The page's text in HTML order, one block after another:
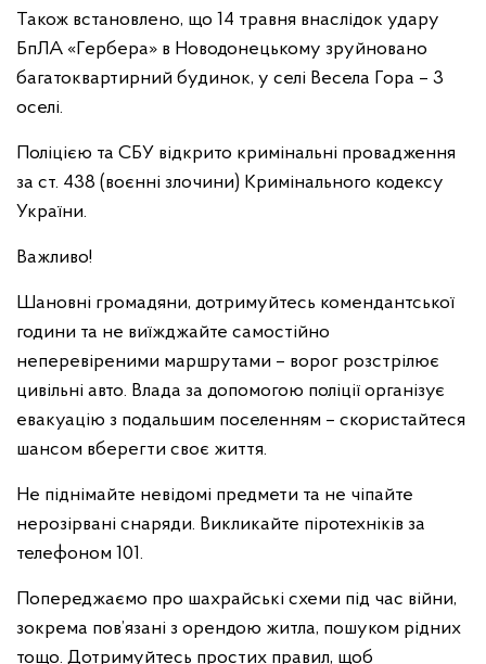
Також встановлено, що 14 травня внаслідок удару
БпЛА «Гербера» в Новодонецькому зруйновано
багатоквартирний будинок, у селі Весела Гора – 3
оселі.
Поліцією та СБУ відкрито кримінальні провадження
за ст. 438 (воєнні злочини) Кримінального кодексу
України.
Важливо!
Шановні громадяни, дотримуйтесь комендантської
години та не виїжджайте самостійно
неперевіреними маршрутами – ворог розстрілює
цивільні авто. Влада за допомогою поліції організує
евакуацію з подальшим поселенням – скористайтеся
шансом вберегти своє життя.
Не піднімайте невідомі предмети та не чіпайте
нерозірвані снаряди. Викликайте піротехніків за
телефоном 101.
Попереджаємо про шахрайські схеми під час війни,
зокрема пов’язані з орендою житла, пошуком рідних
тощо. Дотримуйтесь простих правил, щоб